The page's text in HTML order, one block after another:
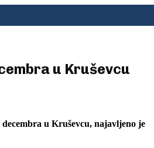
u Kruševcu
u Kruševcu, najavljeno je